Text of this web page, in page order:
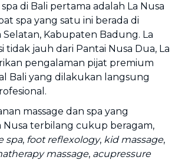
di Bali pertama adalah La Nusa
spa yang satu ini berada di
Selatan, Kabupaten Badung. La
tidak jauh dari Pantai Nusa Dua, La
pengalaman pijat premium
Bali yang dilakukan langsung
massage dan spa yang
Nusa terbilang cukup beragam,
spa, foot reflexology, kid massage,
massage, acupressure